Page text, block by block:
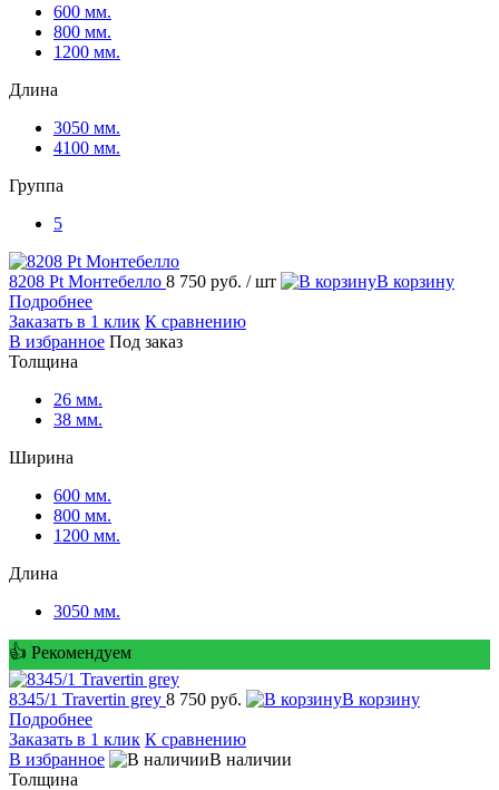
600 мм.
800 мм.
1200 мм.
Длина
3050 мм.
4100 мм.
Группа
5
8208 Pt Монтебелло 8 750 руб. / шт
В корзину
Подробнее
Заказать в 1 клик К сравнению
В избранное Под заказ
Толщина
26 мм.
38 мм.
Ширина
600 мм.
800 мм.
1200 мм.
Длина
3050 мм.
👍 Рекомендуем
8345/1 Travertin grey 8 750 руб.
В корзину
Подробнее
Заказать в 1 клик К сравнению
В избранное
В наличии
Толщина